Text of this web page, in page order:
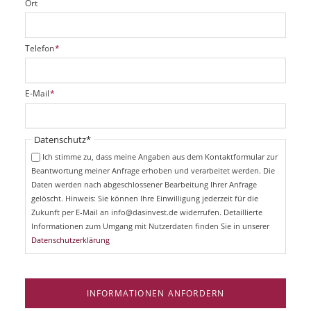
Ort
P
f
i
c
t
f
Telefon*
P
f
i
E-Mail*
Pflichtfeld
Datenschutz*
Ich stimme zu, dass meine Angaben aus dem Kontaktformular zur
Beantwortung meiner Anfrage erhoben und verarbeitet werden. Die
Daten werden nach abgeschlossener Bearbeitung Ihrer Anfrage
gelöscht. Hinweis: Sie können Ihre Einwilligung jederzeit für die
Zukunft per E-Mail an info@dasinvest.de widerrufen. Detaillierte
Informationen zum Umgang mit Nutzerdaten finden Sie in unserer
Datenschutzerklärung
INFORMATIONEN ANFORDERN